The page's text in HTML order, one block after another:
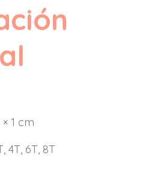
× 1 cm
4T, 6T, 8T